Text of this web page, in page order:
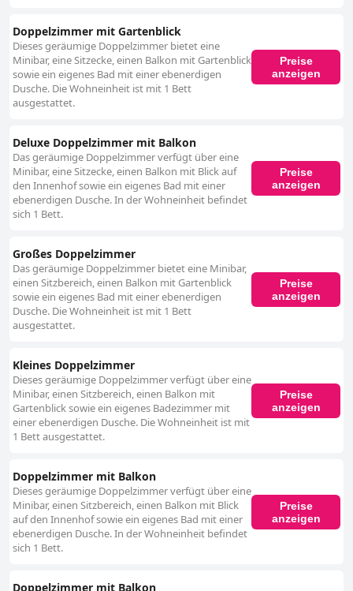
Doppelzimmer mit Gartenblick
Dieses geräumige Doppelzimmer bietet eine
Minibar, eine Sitzecke, einen Balkon mit Gartenblick
sowie ein eigenes Bad mit einer ebenerdigen
Dusche. Die Wohneinheit ist mit 1 Bett
ausgestattet.
Preise
anzeigen
Deluxe Doppelzimmer mit Balkon
Das geräumige Doppelzimmer verfügt über eine
Minibar, eine Sitzecke, einen Balkon mit Blick auf
den Innenhof sowie ein eigenes Bad mit einer
ebenerdigen Dusche. In der Wohneinheit befindet
sich 1 Bett.
Preise
anzeigen
Großes Doppelzimmer
Das geräumige Doppelzimmer bietet eine Minibar,
einen Sitzbereich, einen Balkon mit Gartenblick
sowie ein eigenes Bad mit einer ebenerdigen
Dusche. Die Wohneinheit ist mit 1 Bett
ausgestattet.
Preise
anzeigen
Kleines Doppelzimmer
Dieses geräumige Doppelzimmer verfügt über eine
Minibar, einen Sitzbereich, einen Balkon mit
Gartenblick sowie ein eigenes Badezimmer mit
einer ebenerdigen Dusche. Die Wohneinheit ist mit
1 Bett ausgestattet.
Preise
anzeigen
Doppelzimmer mit Balkon
Dieses geräumige Doppelzimmer verfügt über eine
Minibar, einen Sitzbereich, einen Balkon mit Blick
auf den Innenhof sowie ein eigenes Bad mit einer
ebenerdigen Dusche. In der Wohneinheit befindet
sich 1 Bett.
Preise
anzeigen
Doppelzimmer mit Balkon